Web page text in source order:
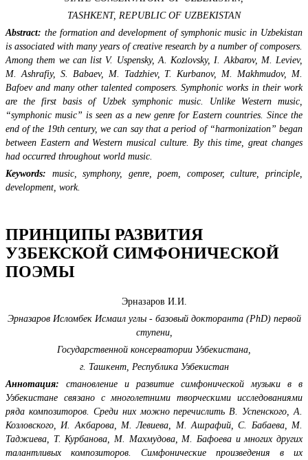
TASHKENT, REPUBLIC OF UZBEKISTAN
Abstract: the formation and development of symphonic music in Uzbekistan
is associated with many years of creative research by a number of composers.
Among them we can list V. Uspensky, A. Kozlovsky, I. Akbarov, M. Leviev,
M. Ashrafiy, S. Babaev, M. Tadzhiev, T. Kurbanov, M. Makhmudov, M.
Bafoev and many other talented composers. Symphonic works in their work
are the first basis of Uzbek symphonic music. Unlike Western music,
“symphonic music” is seen as a new genre for Eastern countries. Since the
end of the 19th century, we can say that a period of “harmonization” began
between Eastern and Western musical culture. By this time, great changes
had occurred throughout world music.
Keywords: music, symphony, genre, poem, composer, culture, principle,
development, work.
ПРИНЦИПЫ РАЗВИТИЯ
УЗБЕКСКОЙ СИМФОНИЧЕСКОЙ
ПОЭМЫ
Эрназаров И.И.
Эрназаров Исломбек Исмаил углы - базовый докторанта (PhD) первой
ступени,
Государственной консерватории Узбекистана,
г. Ташкент, Республика Узбекистан
Аннотация: становление и развитие симфонической музыки в в
Узбекистане связано с многолетними творческими исследованиями
ряда композиторов. Среди них можно перечислить В. Успенского, А.
Козловского, И. Акбарова, М. Левиева, М. Ашрафий, С. Бабаева, М.
Таджиева, Т. Курбанова, М. Махмудова, М. Бафоева и многих других
талантливых композиторов. Симфонические произведения в их